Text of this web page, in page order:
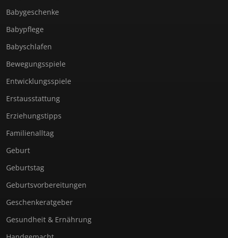
Babygeschenke
Babypflege
Babyschlafen
Bewegungsspiele
Entwicklungsspiele
Erstausstattung
Erziehungstipps
Familienalltag
Geburt
Geburtstag
Geburtsvorbereitungen
Geschenkeratgeber
Gesundheit & Ernährung